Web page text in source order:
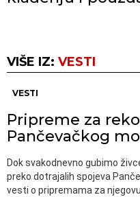
VIŠE IZ: VESTI
VESTI
Pripreme za
Pančevačkog
Dok svakodnevno gubimo
preko dotrajalih spojeva
vesti o pripremama za